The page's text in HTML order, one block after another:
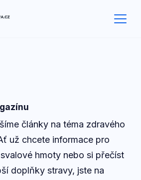
články na téma zdravého
už chcete informace pro
hmoty nebo si přečíst
doplňky stravy, jste na